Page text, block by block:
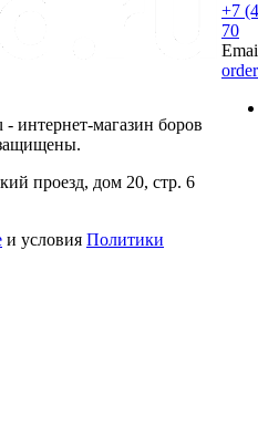
интернет-магазин боров
проезд, дом 20, стр. 6
и условия Политики
+7
70